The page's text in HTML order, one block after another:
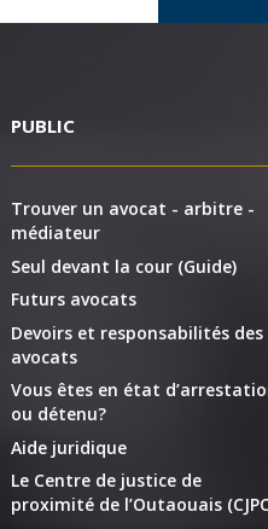
PUBLIC
Trouver un avocat - arbitre -
médiateur
Seul devant la cour (Guide)
Futurs avocats
Devoirs et responsabilités des
avocats
Vous êtes en état
ou détenu?
Aide juridique
Le Centre de justice de
proximité de l’Outaouais